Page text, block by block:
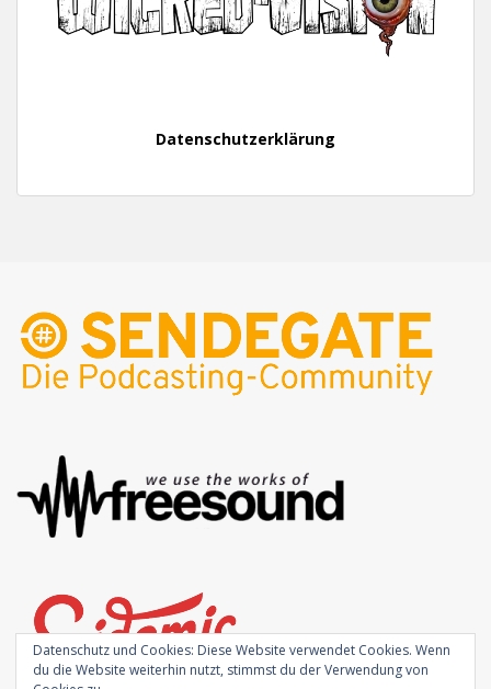
Datenschutzerklärung
Datenschutz und Cookies: Diese Website verwendet Cookies. Wenn
du die Website weiterhin nutzt, stimmst du der Verwendung von